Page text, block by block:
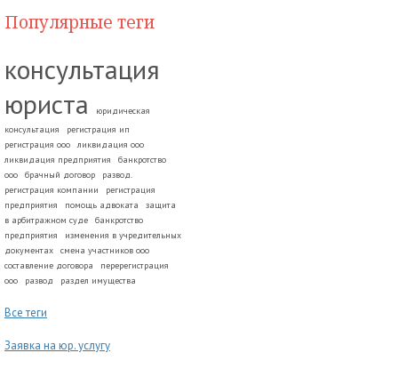
Популярные теги
консультация
юриста
юридическая
консультация
регистрация ип
регистрация ооо
ликвидация ооо
ликвидация предприятия
банкротство
ооо
брачный договор
развод.
регистрация компании
регистрация
предприятия
помощь адвоката
защита
в арбитражном суде
банкротство
предприятия
изменения в учредительных
документах
смена участников ооо
составление договора
перерегистрация
ооо
развод раздел имущества
Все теги
Заявка на юр. услугу